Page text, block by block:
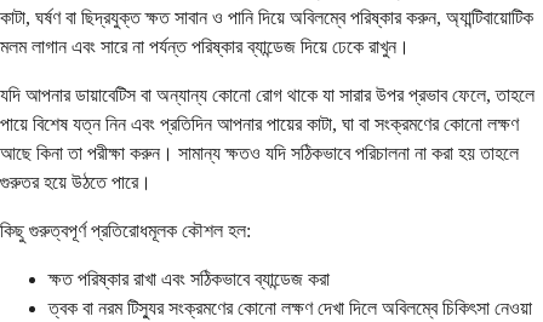
কাটা, ঘর্ষণ বা ছিদ্রযুক্ত ক্ষত সাবান ও পানি দিয়ে অবিলম্বে পরিষ্কার করুন, অ্যান্টিবায়োটিক
মলম লাগান এবং সারে না পর্যন্ত পরিষ্কার ব্যান্ডেজ দিয়ে ঢেকে রাখুন।
যদি আপনার ডায়াবেটিস বা অন্যান্য কোনো রোগ থাকে যা সারার উপর প্রভাব ফেলে, তাহলে
পায়ে বিশেষ যত্ন নিন এবং প্রতিদিন আপনার পায়ের কাটা, ঘা বা সংক্রমণের কোনো লক্ষণ
আছে কিনা তা পরীক্ষা করুন। সামান্য ক্ষতও যদি সঠিকভাবে পরিচালনা না করা হয় তাহলে
গুরুতর হয়ে উঠতে পারে।
কিছু গুরুত্বপূর্ণ প্রতিরোধমূলক কৌশল হল:
ক্ষত পরিষ্কার রাখা এবং সঠিকভাবে ব্যান্ডেজ করা
ত্বক বা নরম টিস্যুর সংক্রমণের কোনো লক্ষণ দেখা দিলে অবিলম্বে চিকিৎসা নেওয়া